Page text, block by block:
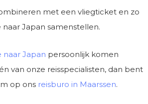
met een vliegticket en zo
Japan samenstellen.
naar Japan persoonlijk komen
van onze reisspecialisten, dan bent
op ons reisburo in Maarssen.